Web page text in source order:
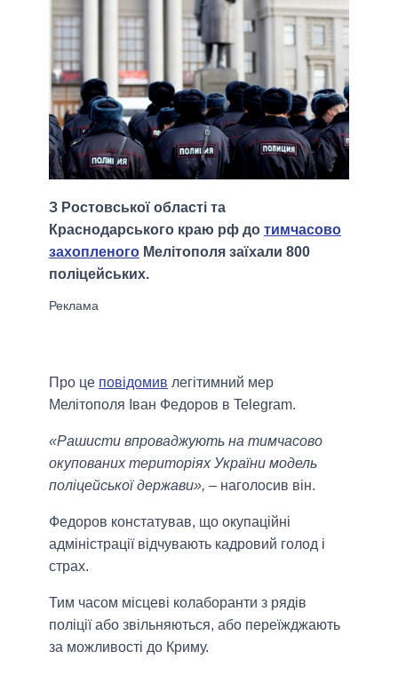
З Ростовської області та
Краснодарського краю рф до тимчасово
захопленого Мелітополя заїхали 800
поліцейських.
Про це повідомив легітимний мер
Мелітополя Іван Федоров в Telegram.
«Рашисти впроваджують на тимчасово
окупованих територіях України модель
поліцейської держави», – наголосив він.
Федоров констатував, що окупаційні
адміністрації відчувають кадровий голод і
страх.
Тим часом місцеві колаборанти з рядів
поліції або звільняються, або переїжджають
за можливості до Криму.